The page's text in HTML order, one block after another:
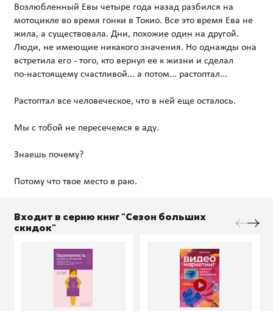
Возлюбленный Евы четыре года назад разбился на
мотоцикле во время гонки в Токио. Все это время Ева не
жила, а существовала. Дни, похожие один на другой.
Люди, не имеющие никакого значения. Но однажды она
встретила его - того, кто вернул ее к жизни и сделал
по‑настоящему счастливой... а потом... растоптал...
Растоптал все человеческое, что в ней еще осталось.
Мы с тобой не пересечемся в аду.
Знаешь почему?
Входит в серию книг "Сезон больших
скидок"